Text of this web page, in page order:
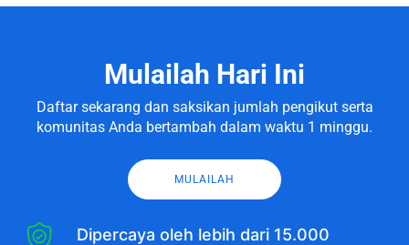
Mulailah Hari Ini
Daftar sekarang dan saksikan jumlah pengikut serta
komunitas Anda bertambah dalam waktu 1 minggu.
MULAILAH
Dipercaya oleh lebih dari 15.000